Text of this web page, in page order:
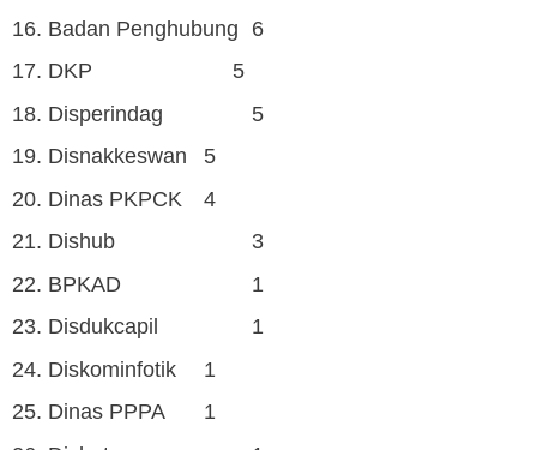
16. Badan Penghubung
6
17. DKP
5
18. Disperindag
5
19. Disnakkeswan
5
20. Dinas PKPCK
4
21. Dishub
3
22. BPKAD
1
23. Disdukcapil
1
24. Diskominfotik
1
25. Dinas PPPA
1